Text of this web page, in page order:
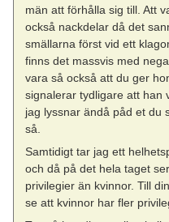
män att förhålla sig till. Att
också nackdelar då det
smällarna först vid ett
finns det massvis med
vara så också att du ger
signalerar tydligare att han
jag lyssnar ändå påd et du
så.
Samtidigt tar jag ett
och då på det hela taget
privilegier än kvinnor. Till
se att kvinnor har fler